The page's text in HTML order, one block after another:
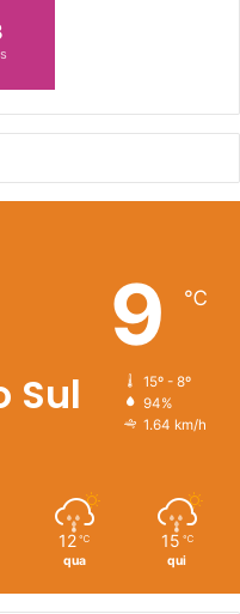
Sul
9 ℃
15º - 8º
94%
1.64 km/h
12 ℃
qua
15 ℃
qui